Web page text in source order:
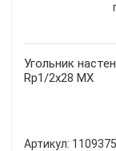
Угольник
Rp1/2x28 MX
Артикул: